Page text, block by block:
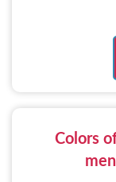
Colors